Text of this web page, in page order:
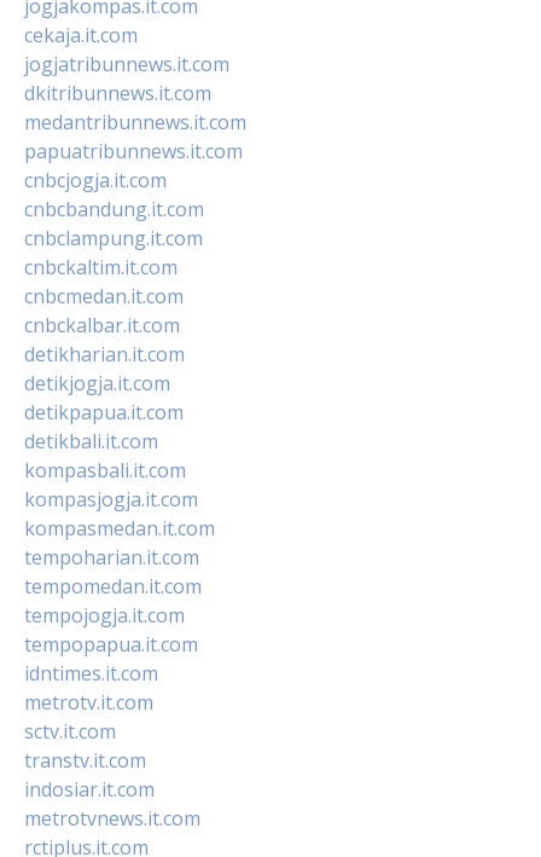
jogjakompas.it.com
cekaja.it.com
jogjatribunnews.it.com
dkitribunnews.it.com
medantribunnews.it.com
papuatribunnews.it.com
cnbcjogja.it.com
cnbcbandung.it.com
cnbclampung.it.com
cnbckaltim.it.com
cnbcmedan.it.com
cnbckalbar.it.com
detikharian.it.com
detikjogja.it.com
detikpapua.it.com
detikbali.it.com
kompasbali.it.com
kompasjogja.it.com
kompasmedan.it.com
tempoharian.it.com
tempomedan.it.com
tempojogja.it.com
tempopapua.it.com
idntimes.it.com
metrotv.it.com
sctv.it.com
transtv.it.com
indosiar.it.com
metrotvnews.it.com
rctiplus.it.com